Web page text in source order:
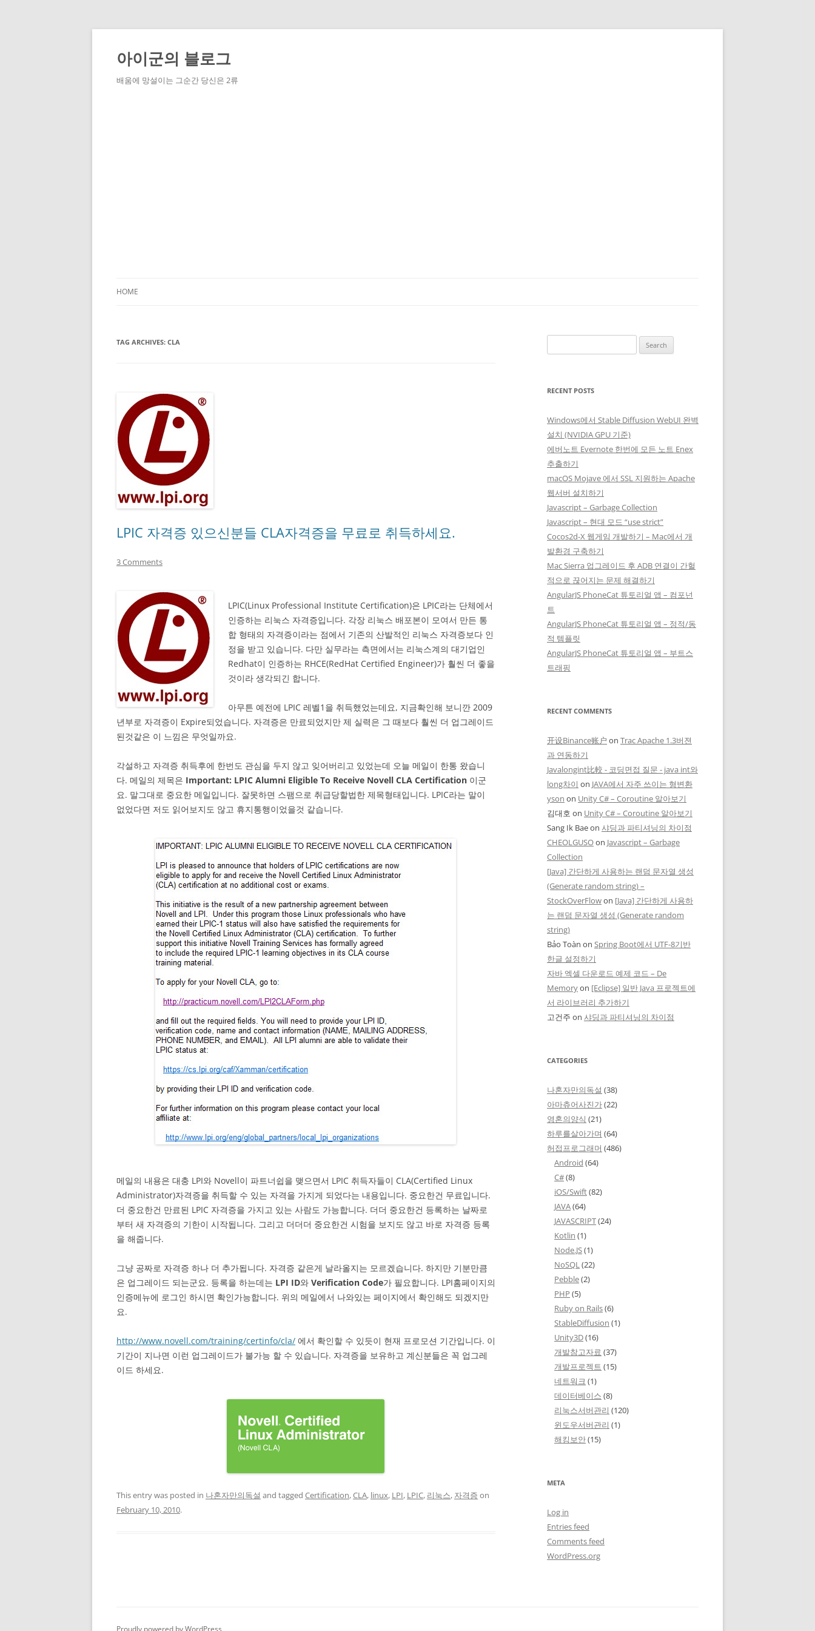
Skip
content
아이군의 블로그
배움에 망설이는 그순간 당신은 2류
HOME
TAG ARCHIVES: CLA
LPIC 자격증 있으신분들 CLA자격증을 무료로 취득하세요.
3 Comments
LPIC(Linux Professional Institute Certification)은 LPIC라는 단체에서
인증하는 리눅스 자격증입니다. 각장 리눅스 배포본이 모여서 만든 통
합 형태의 자격증이라는 점에서 기존의 산발적인 리눅스 자격증보다 인
정을 받고 있습니다. 다만 실무라는 측면에서는 리눅스계의 대기업인
Redhat이 인증하는 RHCE(RedHat Certified Engineer)가 훨씬 더 좋을
것이라 생각되긴 합니다.
아무튼 예전에 LPIC 레벨1을 취득했었는데요, 지금확인해 보니깐 2009
년부로 자격증이 Expire되었습니다. 자격증은 만료되었지만 제 실력은 그 때보다 훨씬 더 업그레이드
된것같은 이 느낌은 무엇일까요.
각설하고 자격증 취득후에 한번도 관심을 두지 않고 잊어버리고 있었는데 오늘 메일이 한통 왔습니
다. 메일의 제목은 Important: LPIC Alumni Eligible To Receive Novell CLA Certification 이군
요. 말그대로 중요한 메일입니다. 잘못하면 스팸으로 취급당할법한 제목형태입니다. LPIC라는 말이
없었다면 저도 읽어보지도 않고 휴지통행이었을것 같습니다.
메일의 내용은 대충 LPI와 Novell이 파트너쉽을 맺으면서 LPIC 취득자들이 CLA(Certified Linux
Administrator)자격증을 취득할 수 있는 자격을 가지게 되었다는 내용입니다. 중요한건 무료입니다.
더 중요한건 만료된 LPIC 자격증을 가지고 있는 사람도 가능합니다. 더더 중요한건 등록하는 날짜로
부터 새 자격증의 기한이 시작됩니다. 그리고 더더더 중요한건 시험을 보지도 않고 바로 자격증 등록
을 해줍니다.
그냥 공짜로 자격증 하나 더 추가됩니다. 자격증 같은게 날라올지는 모르겠습니다. 하지만 기분만큼
은 업그레이드 되는군요. 등록을 하는데는 LPI ID와 Verification Code가 필요합니다. LPI홈페이지의
인증메뉴에 로그인 하시면 확인가능합니다. 위의 메일에서 나와있는 페이지에서 확인해도 되겠지만
요.
http://www.novell.com/training/certinfo/cla/ 에서 확인할 수 있듯이 현재 프로모션 기간입니다. 이
기간이 지나면 이런 업그레이드가 불가능 할 수 있습니다. 자격증을 보유하고 계신분들은 꼭 업그레
이드 하세요.
This entry was posted in 나혼자만의독설 and tagged Certification,CLA, linux, LPI, LPIC, 리눅스, 자격증 on
February 10, 2010.
for:
RECENT POSTS
Windows에서 Stable Diffusion WebUI 완벽
설치 (NVIDIA GPU 기준)
에버노트 Evernote 한번에 모든 노트 Enex
추출하기
macOS Mojave 에서 SSL 지원하는 Apache
웹서버 설치하기
Javascript – Garbage Collection
Javascript – 현대 모드 “use strict”
Cocos2d-X 웹게임 개발하기 – Mac에서 개
발환경 구축하기
Mac Sierra 업그레이드 후 ADB 연결이 간헐
적으로 끊어지는 문제 해결하기
AngularJS PhoneCat 튜토리얼 앱 – 컴포넌
트
AngularJS PhoneCat 튜토리얼 앱 – 정적/동
적 템플릿
AngularJS PhoneCat 튜토리얼 앱 – 부트스
트래핑
RECENT COMMENTS
开设Binance账户 on Trac Apache 1.3버젼
과 연동하기
Javalongint比較 - 코딩면접 질문 - java int와
long차이 on JAVA에서 자주 쓰이는 형변환
yson on Unity C# – Coroutine 알아보기
김대호 on Unity C# – Coroutine 알아보기
Sang Ik Baeon 샤딩과 파티셔닝의 차이점
CHEOLGUSOon Javascript – Garbage
Collection
[Java] 간단하게 사용하는 랜덤 문자열 생성
(Generate random string) –
StockOverFlowon [Java] 간단하게 사용하
는 랜덤 문자열 생성 (Generate random
string)
Bảo Toàn on Spring Boot에서 UTF-8기반
한글 설정하기
자바 엑셀 다운로드 예제 코드 – De
Memoryon [Eclipse] 일반 Java 프로젝트에
서 라이브러리 추가하기
고건주 on 샤딩과 파티셔닝의 차이점
CATEGORIES
나혼자만의독설 (38)
아마츄어사진가(22)
영혼의양식 (21)
하루를살아가며 (64)
허접프로그래머 (486)
Android (64)
C#(8)
iOS/Swift(82)
JAVA(64)
JAVASCRIPT(24)
Kotlin (1)
Node.JS(1)
NoSQL(22)
Pebble(2)
PHP (5)
Ruby on Rails(6)
StableDiffusion (1)
Unity3D(16)
개발참고자료 (37)
개발프로젝트 (15)
네트워크 (1)
데이터베이스 (8)
리눅스서버관리 (120)
윈도우서버관리 (1)
해킹보안(15)
META
Log in
Entries feed
Comments feed
WordPress.org
Proudly powered by WordPress